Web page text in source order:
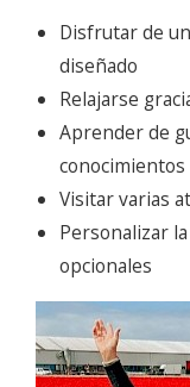
Disfrutar de
diseñado
Relajarse
Aprender de
conocimientos
Visitar varias
Personalizar
opcionales